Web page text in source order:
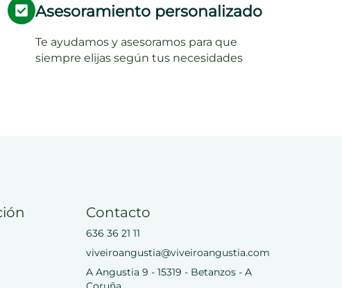
Asesoramiento personalizado
Te ayudamos y asesoramos para que
siempre elijas según tus necesidades
Contacto
636 36 21 11
viveiroangustia@viveiroangustia.com
A Angustia 9 - 15319 - Betanzos - A